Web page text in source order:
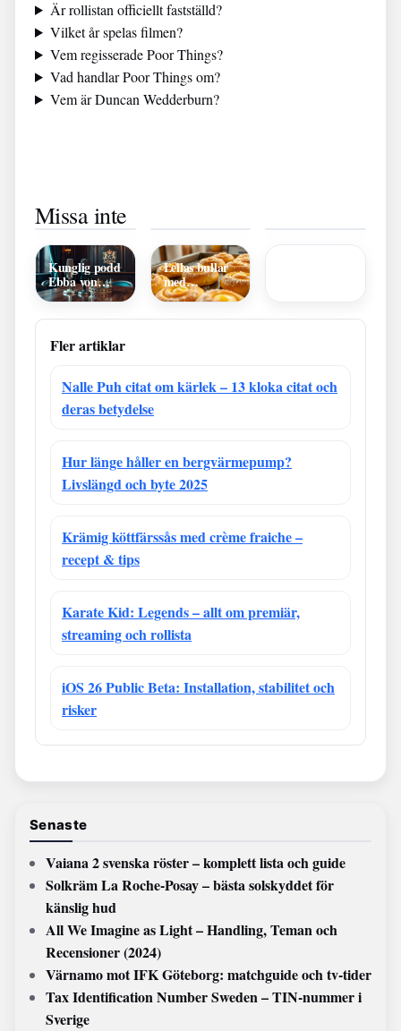
Är rollistan officiellt fastställd?
Vilket år spelas filmen?
Vem regisserade Poor Things?
Vad handlar Poor Things om?
Vem är Duncan Wedderburn?
Missa inte
Idol Ikväll –
Eliminering
Analys Resultat, Live
och Schema
Kunglig podd
Ebba von
Sydow – allt
Monarkerna
och adeln
Leilas bullar
med
mandelmassa
lussebullar
Fast &
Fler artiklar
Nalle Puh citat om kärlek – 13 kloka citat och
deras betydelse
Hur länge håller en bergvärmepump?
Livslängd och byte 2025
Krämig köttfärssås med crème fraiche –
recept & tips
Karate Kid: Legends – allt om premiär,
streaming och rollista
iOS 26 Public Beta: Installation, stabilitet och
risker
Senaste
Vaiana 2 svenska röster – komplett lista och guide
Solkräm La Roche-Posay – bästa solskyddet för
känslig hud
All We Imagine as Light – Handling, Teman och
Recensioner (2024)
Värnamo mot IFK Göteborg: matchguide och tv-tider
Tax Identification Number Sweden – TIN-nummer i
Sverige